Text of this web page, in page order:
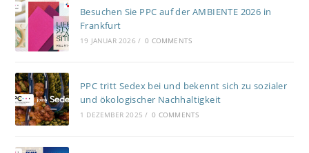
Besuchen Sie PPC auf der AMBIENTE 2026 in
Frankfurt
19 JANUAR 2026 / 0 COMMENTS
PPC tritt Sedex bei und bekennt sich zu sozialer
und ökologischer Nachhaltigkeit
1 DEZEMBER 2025 / 0 COMMENTS